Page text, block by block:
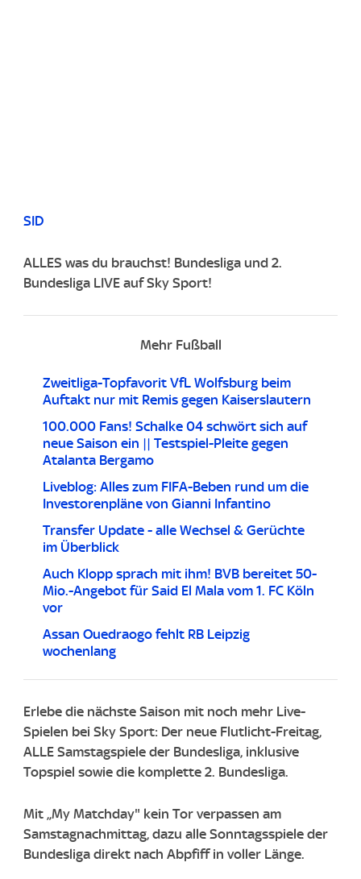
SID
ALLES was du brauchst! Bundesliga und 2.
Bundesliga LIVE auf Sky Sport!
Mehr Fußball
Zweitliga-Topfavorit VfL Wolfsburg beim
Auftakt nur mit Remis gegen Kaiserslautern
100.000 Fans! Schalke 04 schwört sich auf
neue Saison ein || Testspiel-Pleite gegen
Atalanta Bergamo
Liveblog: Alles zum FIFA-Beben rund um die
Investorenpläne von Gianni Infantino
Transfer Update - alle Wechsel & Gerüchte
im Überblick
Auch Klopp sprach mit ihm! BVB bereitet 50-
Mio.-Angebot für Said El Mala vom 1. FC Köln
vor
Assan Ouedraogo fehlt RB Leipzig
wochenlang
Erlebe die nächste Saison mit noch mehr Live-
Spielen bei Sky Sport: Der neue Flutlicht-Freitag,
ALLE Samstagspiele der Bundesliga, inklusive
Topspiel sowie die komplette 2. Bundesliga.
Mit „My Matchday" kein Tor verpassen am
Samstagnachmittag, dazu alle Sonntagsspiele der
Bundesliga direkt nach Abpfiff in voller Länge.